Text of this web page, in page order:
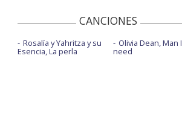
CANCIONES
Rosalía y Yahritza y su
Esencia, La perla
Olivia Dean, Man I
need